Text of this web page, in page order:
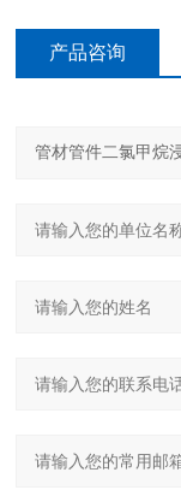
产品咨询